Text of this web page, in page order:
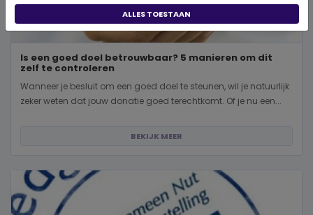
Is een goed doel betrouwbaar? 5 manieren om dit
zelf te controleren
Wanneer je besluit om een goed doel te steunen, wil je natuurlijk
zeker weten dat jouw donatie goed terechtkomt. Of je nu een...
BEKIJK MEER
ALLES TOESTAAN